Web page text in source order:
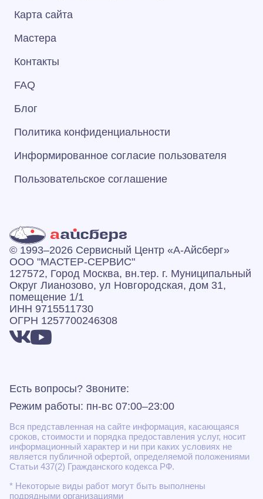
Карта сайта
Мастера
Контакты
FAQ
Блог
Политика конфиденциальности
Информированное согласие пользователя
Пользовательское соглашение
© 1993–2026 Сервисный Центр «А‑Айсберг»
ООО "МАСТЕР-СЕРВИС"
127572, Город Москва, вн.тер. г. Муниципальный
Округ Лианозово, ул Новгородская, дом 31,
помещение 1/1
ИНН 9715511730
ОГРН 1257700246308
Есть вопросы? Звоните:
Режим работы: пн-вс 07:00–23:00
Вся представленная на сайте информация, касающаяся
сроков, стоимости и порядка предоставления услуг, носит
информационный характер и ни при каких условиях не
является публичной офертой, определяемой положениями
Статьи 437(2) Гражданского кодекса РФ.
* Некоторые виды работ могут быть выполнены
подрядными организациями